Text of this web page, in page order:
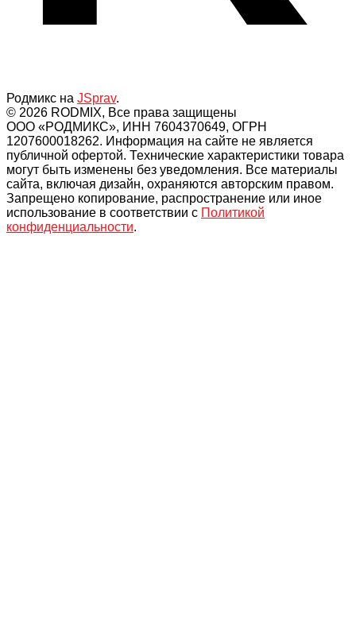
Родмикс на JSprav.
© 2026 RODMIX, Все права защищены
ООО «РОДМИКС», ИНН 7604370649, ОГРН
1207600018262. Информация на сайте не является
публичной офертой. Технические характеристики товара
могут быть изменены без уведомления. Все материалы
сайта, включая дизайн, охраняются авторским правом.
Запрещено копирование, распространение или иное
использование в соответствии с Политикой
конфиденциальности.